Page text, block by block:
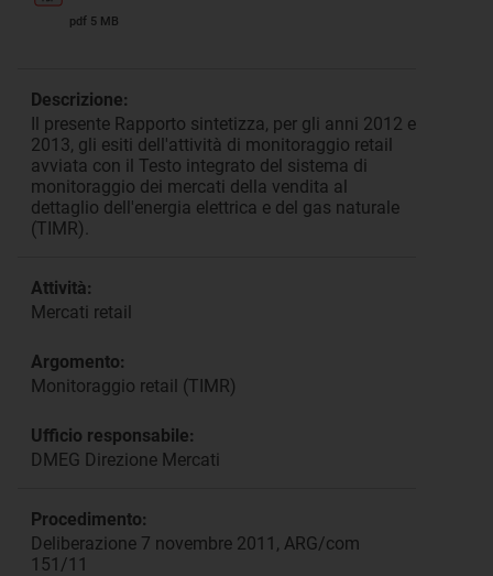
pdf 5 MB
Descrizione:
Il presente Rapporto sintetizza, per gli anni 2012 e
2013, gli esiti dell'attività di monitoraggio retail
avviata con il Testo integrato del sistema di
monitoraggio dei mercati della vendita al
dettaglio dell'energia elettrica e del gas naturale
(TIMR).
Attività:
Mercati retail
Argomento:
Monitoraggio retail (TIMR)
Ufficio responsabile:
DMEG Direzione Mercati
Procedimento:
Deliberazione 7 novembre 2011, ARG/com
151/11